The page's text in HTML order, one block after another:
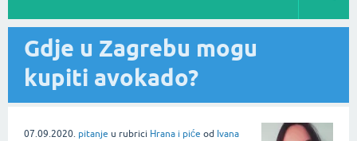
Gdje u Zagrebu mogu
kupiti avokado?
07.09.2020. pitanje u rubrici Hrana i piće od Ivana